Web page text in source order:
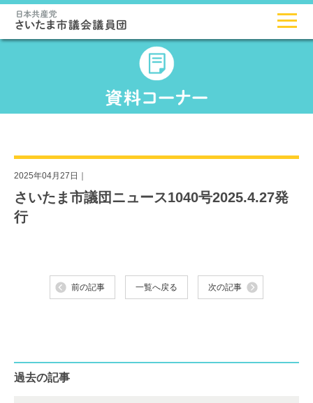
2025年04月27日｜
さいたま市議団ニュース1040号2025.4.27発
行
前の記事 一覧へ戻る 次の記事
過去の記事